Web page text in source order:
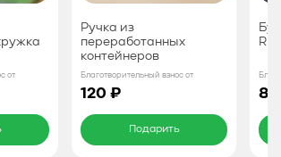
от
Ручка из
переработанных
контейнеров
Благотворительный взнос от
120 ₽
Подарить